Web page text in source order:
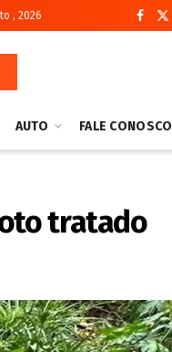
, 2026
AUTO FALE CONOSCO
tratado